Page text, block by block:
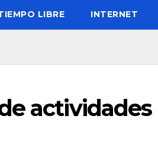
LIBRE INTERNET
actividades